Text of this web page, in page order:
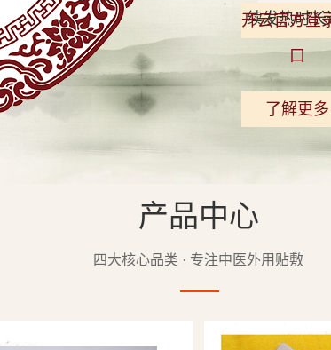
续发热时
开云官方登
口
了解更多
产品中心
四大核心品类 · 专注中医外用贴敷